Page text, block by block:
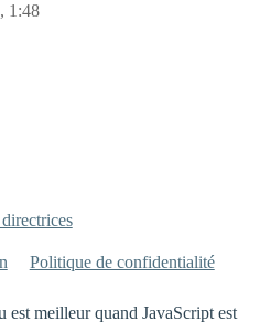
1:48
Politique de confidentialité
est meilleur quand JavaScript est